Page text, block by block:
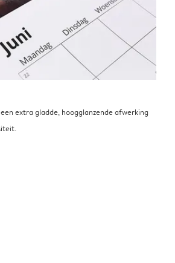
extra gladde, hoogglanzende afwerking